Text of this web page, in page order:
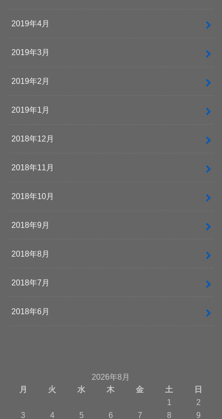
2019年4月
2019年3月
2019年2月
2019年1月
2018年12月
2018年11月
2018年10月
2018年9月
2018年8月
2018年7月
2018年6月
2026年8月
月
火 水 木 金 土
日
1
2
3
4 5 6 7 8 9